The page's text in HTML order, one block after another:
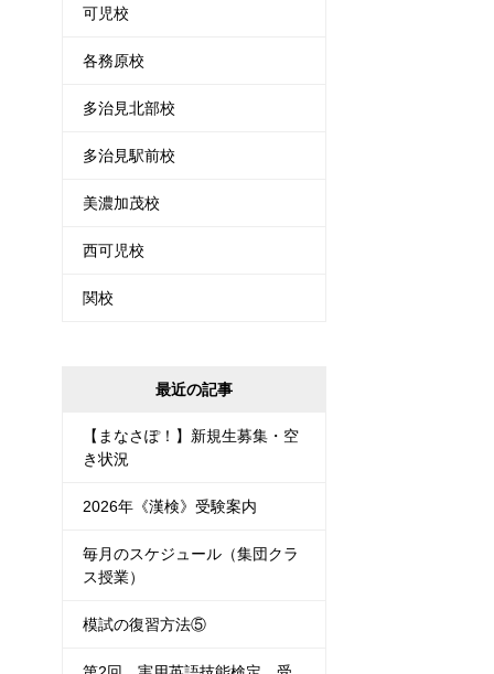
可児校
各務原校
多治見北部校
多治見駅前校
美濃加茂校
西可児校
関校
最近の記事
【まなさぽ！】新規生募集・空
き状況
2026年《漢検》受験案内
毎月のスケジュール（集団クラ
ス授業）
模試の復習方法⑤